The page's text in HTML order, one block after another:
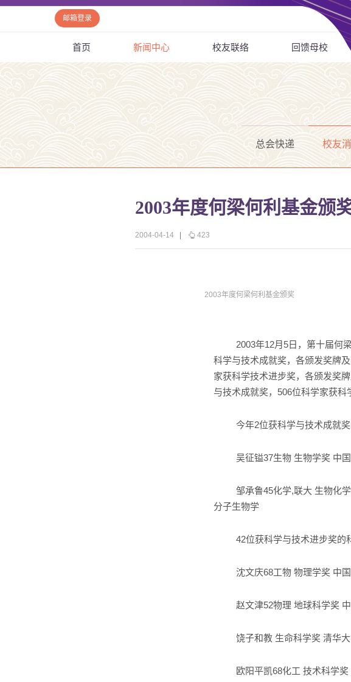
邮箱登录
首页 新闻中心 校友联络 回馈母校
总会快递 校友
2003年度何梁何利基金颁
2004-04-14 423
2003年度何梁何利基金颁奖
2003年12月 5日，第十届何
科学与技术成就奖，各颁发奖牌
家获科学技术进步奖，各颁发奖
与技术成就奖， 506位科学家获科
今年2位获科学与技术成就
吴征镒37生物 生物学奖 中
邹承鲁45化学,联大 生物化
分子生物学
42位获科学与技术进步奖的
沈文庆68工物 物理学奖 中
赵文津52物理 地球科学奖
饶子和教 生命科学奖 清华
欧阳平凯68化工 技术科学奖